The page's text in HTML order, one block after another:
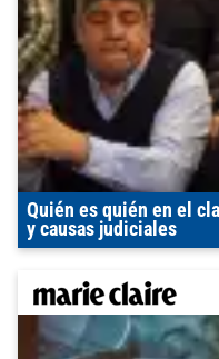
Quién es quién en el
y causas judiciales